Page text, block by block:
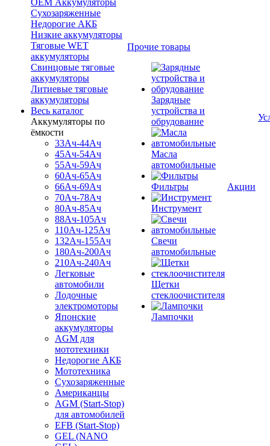
OEM Аккумуляторы
Сухозаряженные
Недорогие АКБ
Низкие аккумуляторы
Тяговые WET
аккумуляторы
Свинцовые тяговые
аккумуляторы
Литиевые тяговые
аккумуляторы
Весь каталог
Аккумуляторы по
ёмкости
33Ач-44Ач
45Ач-54Ач
55Ач-59Ач
60Ач-65Ач
66Ач-69Ач
70Ач-78Ач
80Ач-85Ач
88Ач-105Ач
110Ач-125Ач
132Ач-155Ач
180Ач-200Ач
210Ач-240Ач
Легковые
автомобили
Лодочные
электромоторы
Японские
аккумуляторы
AGM для
мототехники
Недорогие АКБ
Мототехника
Сухозаряженные
Американцы
AGM (Start-Stop)
для автомобилей
EFB (Start-Stop)
GEL (NANO
Прочие товары
Зарядные
устройства и
обрудование
Масла
автомобильные
Фильтры
Инструмент
Свечи
автомобильные
Щетки
стеклоочистителя
Лампочки
Акции